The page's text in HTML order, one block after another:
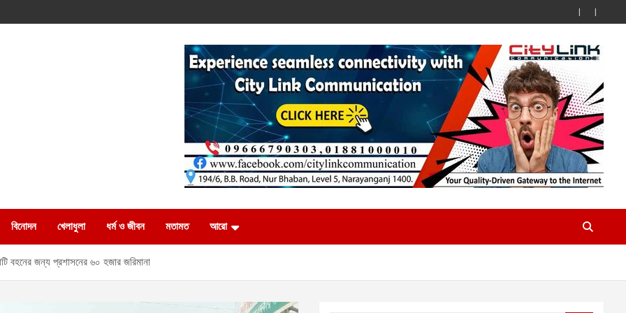
বিনোদন খেলাধুলা ধর্ম ও জীবন মতামত আরো
বহনের জন্য প্রশাসনের ৬০ হজার জরিমানা